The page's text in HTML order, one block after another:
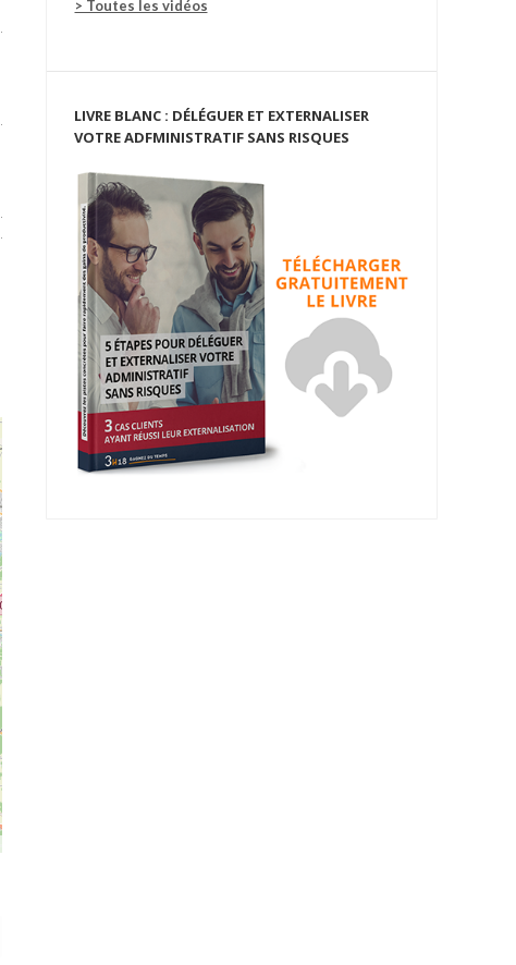
> Toutes les vidéos
LIVRE BLANC : DÉLÉGUER ET EXTERNALISER
VOTRE ADFMINISTRATIF SANS RISQUES